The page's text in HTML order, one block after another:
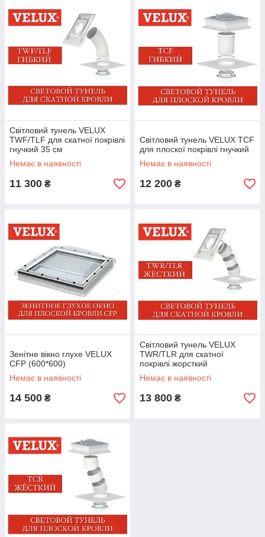
Світловий тунель VELUX
TWF/TLF для скатної покрівлі
гнучкий 35 см
Немає в наявності
11 300 ₴
Світловий тунель VELUX TCF
для плоскої покрівлі гнучкий
Немає в наявності
12 200 ₴
Зенітне вікно глухе VELUX
CFP (600*600)
Немає в наявності
14 500 ₴
Світловий тунель VELUX
TWR/TLR для скатної
покрівлі жорсткий
Немає в наявності
13 800 ₴